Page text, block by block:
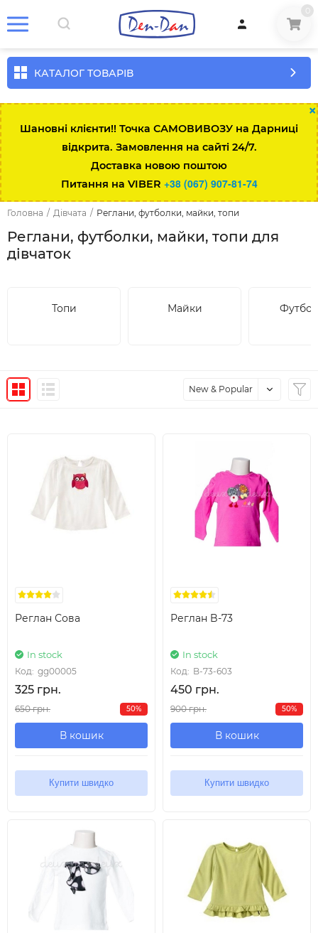
КАТАЛОГ ТОВАРІВ
×
Шановні клієнти!! Точка САМОВИВОЗУ на Дарниці
відкрита. Замовлення на сайті 24/7.
Доставка новою поштою
Питання на VIBER +38 (067) 907-81-74
Головна / Дівчата / Реглани, футболки, майки, топи
Реглани, футболки, майки, топи для
дівчаток
Топи Майки
New & Popular
Реглан Сова
In stock
Код: gg00005
325 грн.
650 грн. 50%
В кошик
Купити швидко
Реглан B-73
In stock
Код: B-73-603
450 грн.
900 грн. 50%
В кошик
Купити швидко